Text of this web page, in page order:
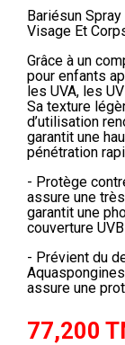
Bariésun
Visage Et
Grâce à un
pour enfants
les UVA, les
Sa texture
d’utilisation
garantit une
pénétration
- Protège
assure une
garantit une
couverture
- Prévient du
assure une
77,200